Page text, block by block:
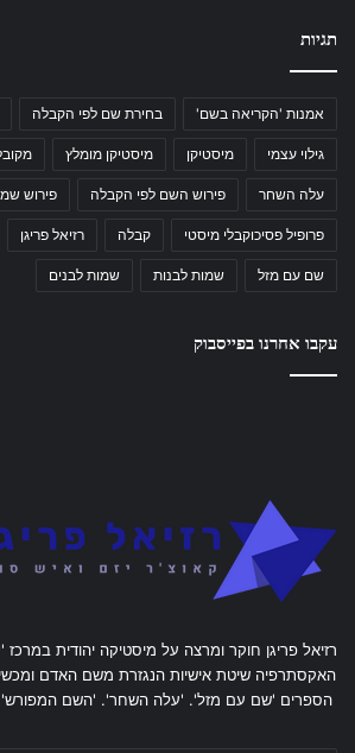
תגיות
אמנות 'הקריאה בשם' בחירת שם לפי הקבלה
גילוי עצמי מיסטיקן מיסטיקן מומלץ
עלה השחר פירוש השם לפי הקבלה פירוש
פרופיל פסיכוקבלי מיסטי קבלה רזיאל פריגן
שם עם מזל שמות לבנות שמות לבנים
עקבו אחרנו בפייסבוק
רזיאל פריגן חוקר ומרצה על מיסטיקה יהודית
האקסתרפיה שיטת אישיות הנגזרת משם האדם
הספרים 'שם עם מזל'. 'עלה השחר'. 'השם המפורש'.